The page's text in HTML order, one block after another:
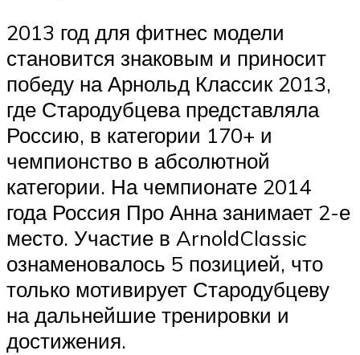
2013 год для фитнес модели
становится знаковым и приносит
победу на Арнольд Классик 2013,
где Стародубцева представляла
Россию, в категории 170+ и
чемпионство в абсолютной
категории. На чемпионате 2014
года Россия Про Анна занимает 2-е
место. Участие в ArnoldClassic
ознаменовалось 5 позицией, что
только мотивирует Стародубцеву
на дальнейшие тренировки и
достижения.